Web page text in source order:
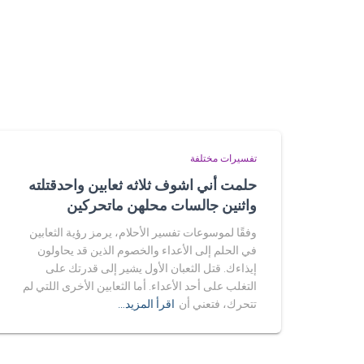
تفسيرات مختلفة
حلمت أني اشوف ثلاثه ثعابين واحدقتلته
واثنين جالسات محلهن ماتحركين
وفقًا لموسوعات تفسير الأحلام، يرمز رؤية الثعابين
في الحلم إلى الأعداء والخصوم الذين قد يحاولون
إيذاءك. قتل الثعبان الأول يشير إلى قدرتك على
التغلب على أحد الأعداء. أما الثعابين الأخرى اللتي لم
تتحرك، فتعني أن اقرأ المزيد…